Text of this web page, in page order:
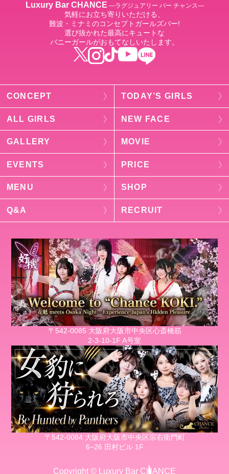
Luxury Bar CHANCE ―ラグジュアリー バー チャンス―
気軽にお立ち寄りいただける、
難波・ミナミのコンセプトガールズバー!
選び抜かれた最高にキュートな
バニーガールがおもてなしいたします。
CONCEPT TODAY’S GIRLS
ALL GIRLS NEW FACE
GALLERY MOVIE
EVENTS PRICE
MENU SHOP
Q&A RECRUIT
〒542-0085 大阪府大阪市中央区心斎橋筋
2-3-10-1F A号室
〒542-0084 大阪府大阪市中央区宗右衛門町
6−26 田村ビル 1F
Copyright © Luxury Bar CHANCE